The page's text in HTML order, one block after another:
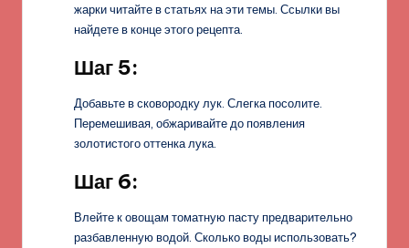
жарки читайте в статьях на эти темы. Ссылки вы
найдете в конце этого рецепта.
Шаг 5:
Добавьте в сковородку лук. Слегка посолите.
Перемешивая, обжаривайте до появления
золотистого оттенка лука.
Шаг 6:
Влейте к овощам томатную пасту предварительно
разбавленную водой. Сколько воды использовать?